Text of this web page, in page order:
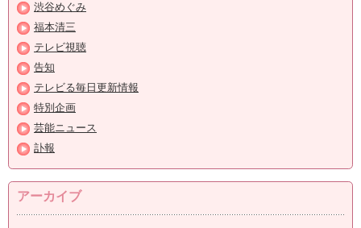
渋谷めぐみ
福本清三
テレビ視聴
告知
テレビる毎日更新情報
特別企画
芸能ニュース
訃報
アーカイブ